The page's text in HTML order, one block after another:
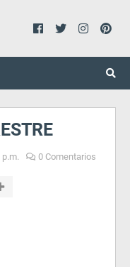
0 Comentarios